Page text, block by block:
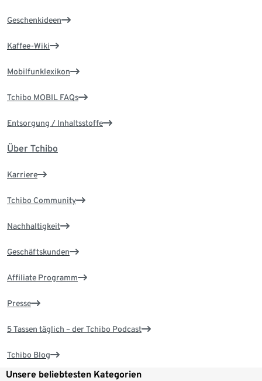
Geschenkideen
Kaffee-Wiki
Mobilfunklexikon
Tchibo MOBIL FAQs
Entsorgung / Inhaltsstoffe
Über Tchibo
Karriere
Tchibo Community
Nachhaltigkeit
Geschäftskunden
Affiliate Programm
Presse
5 Tassen täglich – der Tchibo Podcast
Tchibo Blog
Unsere beliebtesten Kategorien